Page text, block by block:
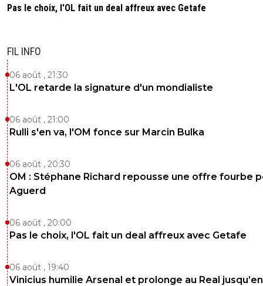
Pas le choix, l'OL fait un deal affreux avec Getafe
FIL INFO
06 août , 21:30
L'OL retarde la signature d'un mondialiste
06 août , 21:00
Rulli s'en va, l'OM fonce sur Marcin Bulka
06 août , 20:30
OM : Stéphane Richard repousse une offre fourbe
Aguerd
06 août , 20:00
Pas le choix, l'OL fait un deal affreux avec Getafe
06 août , 19:40
Vinicius humilie Arsenal et prolonge au Real